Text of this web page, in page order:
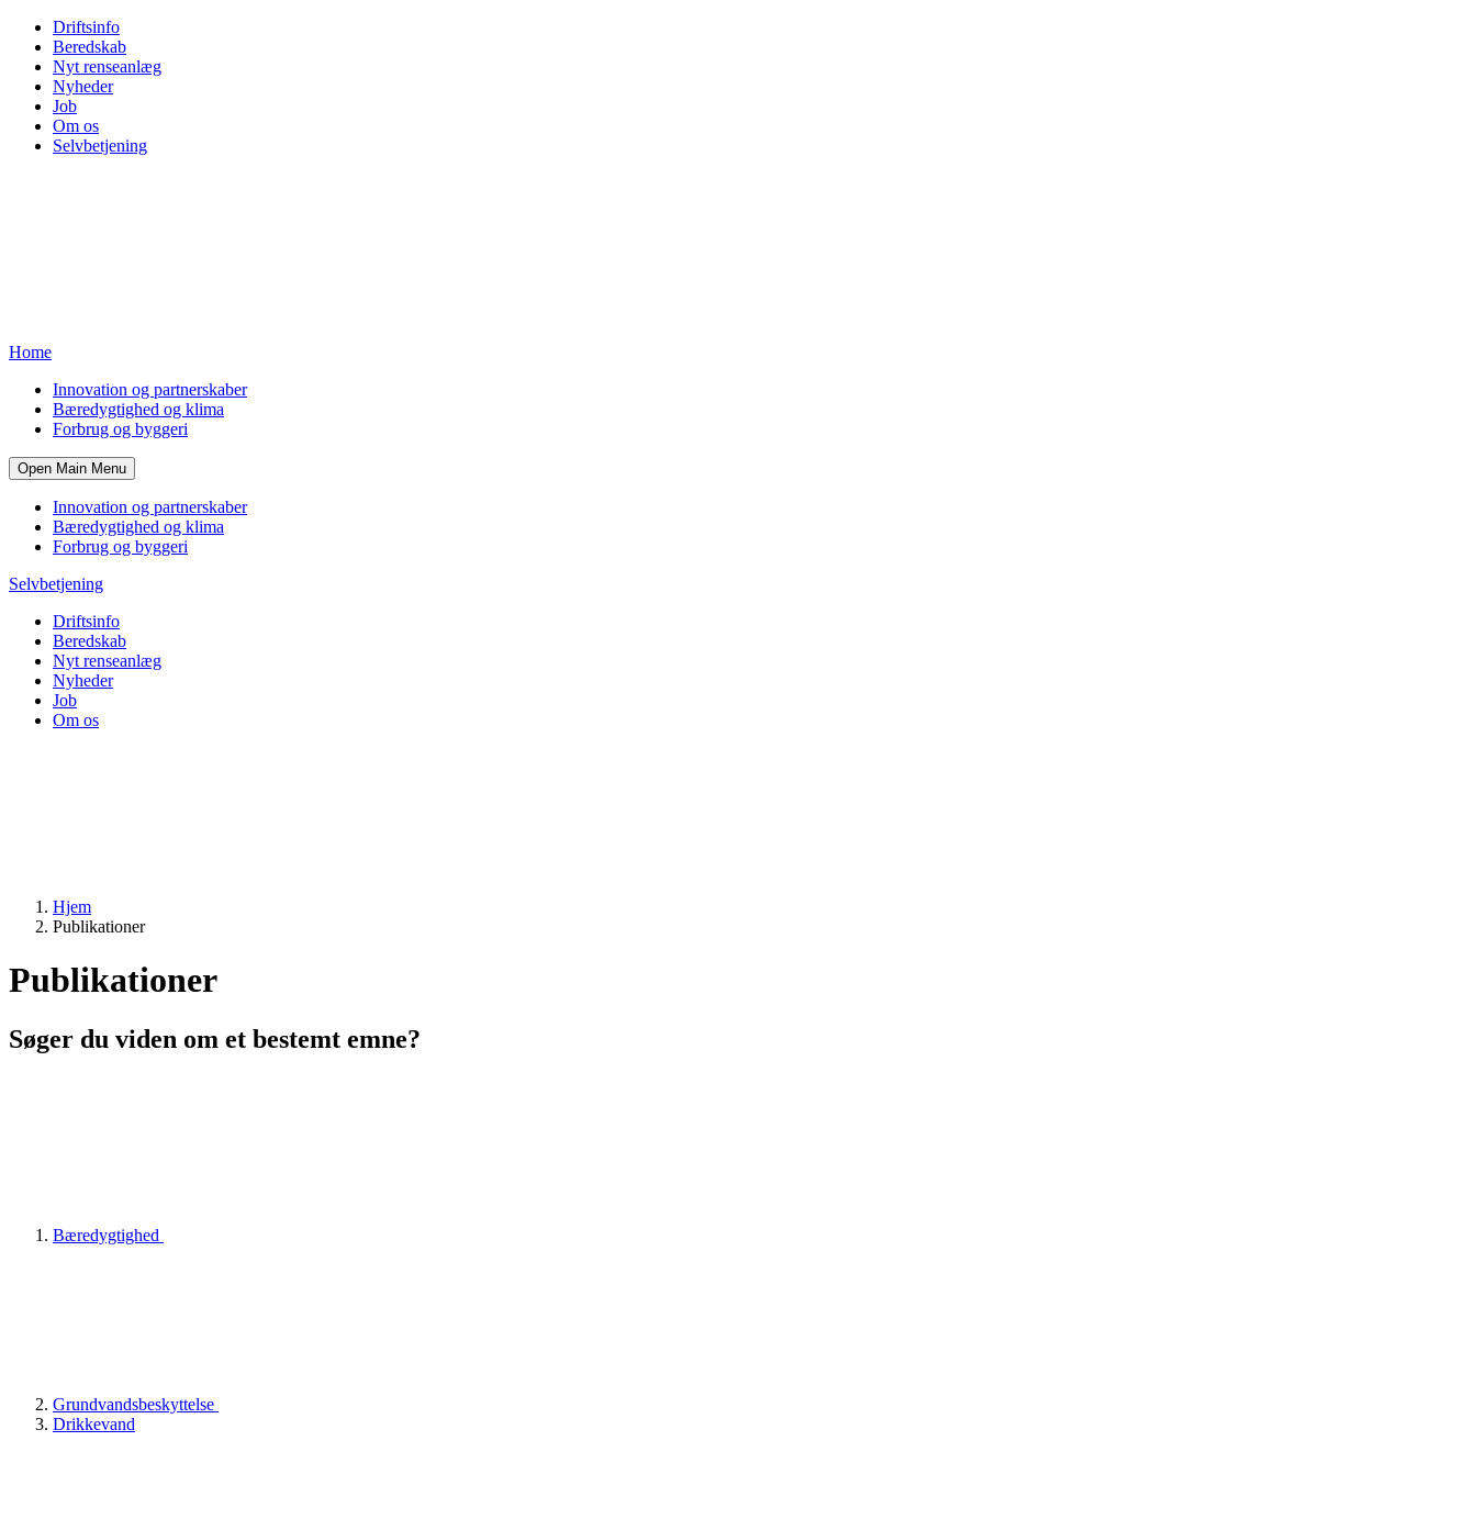
Driftsinfo
Beredskab
Nyt renseanlæg
Nyheder
Job
Om os
Selvbetjening
Home
Innovation og partnerskaber
Bæredygtighed og klima
Forbrug og byggeri
Open Main Menu
Innovation og partnerskaber
Bæredygtighed og klima
Forbrug og byggeri
Selvbetjening
Driftsinfo
Beredskab
Nyt renseanlæg
Nyheder
Job
Om os
Hjem
Publikationer
Publikationer
Søger du viden om et bestemt emne?
Bæredygtighed
Grundvandsbeskyttelse
Drikkevand